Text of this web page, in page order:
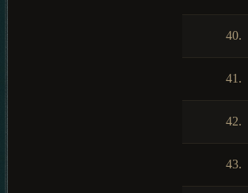
40.
41.
42.
43.